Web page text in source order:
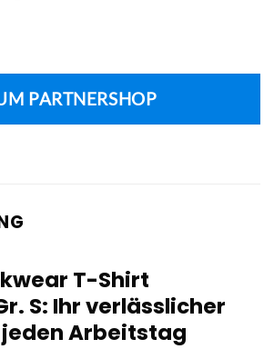
PARTNERSHOP
T-Shirt
S: Ihr verlässlicher
Arbeitstag